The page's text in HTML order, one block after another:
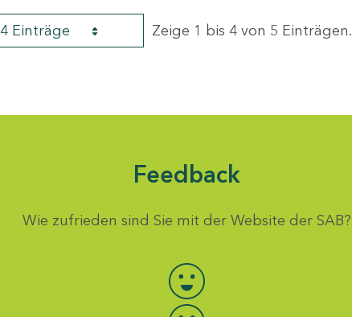
4 Einträge Zeige 1 bis 4 von 5 Einträgen.
Feedback
Wie zufrieden sind Sie mit der Website der SAB?
Bewertung auswählen